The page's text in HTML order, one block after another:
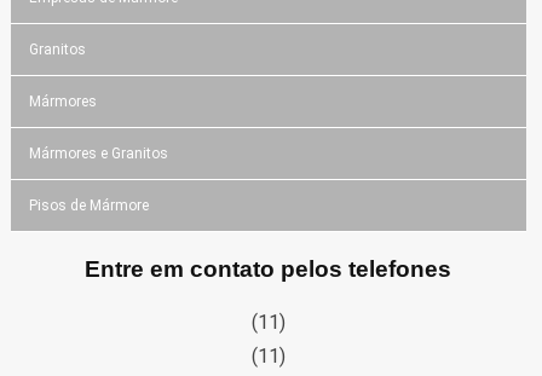
Granitos
Mármores
Mármores e Granitos
Pisos de Mármore
Entre em contato pelos telefones
(11)
(11)